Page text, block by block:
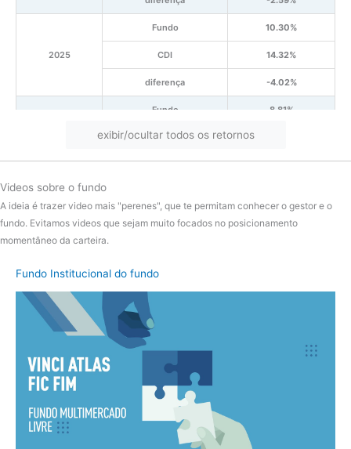
2025
Fundo 10.30%
CDI 14.32%
diferença -4.02%
Fundo 8.81%
CDI
diferença -2.08%
2023 CDI 13.04%
2022
Fundo
diferença
2021 CDI
Fundo
exibir/ocultar todos os retornos
Videos sobre o fundo
A ideia é trazer video mais "perenes", que te permitam conhecer o gestor e o
fundo. Evitamos videos que sejam muito focados no posicionamento
momentâneo da carteira.
Fundo Institucional do fundo